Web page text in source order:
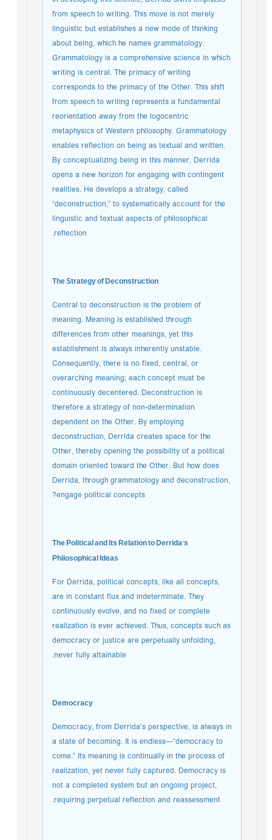
from speech to writing. This move is not merely
linguistic but establishes a new mode of thinking
about being, which he names grammatology.
Grammatology is a comprehensive science in which
writing is central. The primacy of writing
corresponds to the primacy of the Other. This shift
from speech to writing represents a fundamental
reorientation away from the logocentric
metaphysics of Western philosophy. Grammatology
enables reflection on being as textual and written.
By conceptualizing being in this manner, Derrida
opens a new horizon for engaging with contingent
realities. He develops a strategy, called
“deconstruction,” to systematically account for the
linguistic and textual aspects of philosophical
reflection.
The Strategy of Deconstruction
Central to deconstruction is the problem of
meaning. Meaning is established through
differences from other meanings, yet this
establishment is always inherently unstable.
Consequently, there is no fixed, central, or
overarching meaning; each concept must be
continuously decentered. Deconstruction is
therefore a strategy of non-determination
dependent on the Other. By employing
deconstruction, Derrida creates space for the
Other, thereby opening the possibility of a political
domain oriented toward the Other. But how does
Derrida, through grammatology and deconstruction,
engage political concepts?
The Political and Its Relation to Derrida’s
Philosophical Ideas
For Derrida, political concepts, like all concepts,
are in constant flux and indeterminate. They
continuously evolve, and no fixed or complete
realization is ever achieved. Thus, concepts such as
democracy or justice are perpetually unfolding,
never fully attainable.
Democracy
Democracy, from Derrida’s perspective, is always in
a state of becoming. It is endless—“democracy to
come.” Its meaning is continually in the process of
realization, yet never fully captured. Democracy is
not a completed system but an ongoing project,
requiring perpetual reflection and reassessment.